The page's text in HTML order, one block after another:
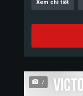
Xem chi tiết
7